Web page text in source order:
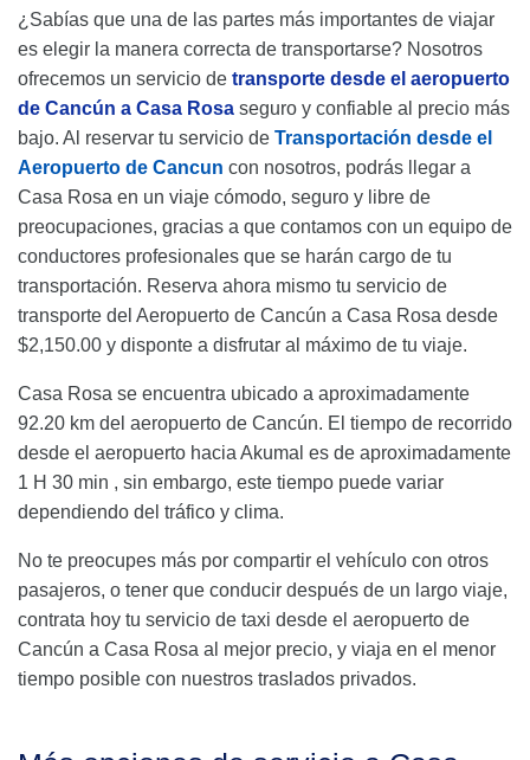
¿Sabías que una de las partes más importantes de viajar
es elegir la manera correcta de transportarse? Nosotros
ofrecemos un servicio de transporte desde el aeropuerto
de Cancún a Casa Rosa seguro y confiable al precio más
bajo. Al reservar tu servicio de Transportación desde el
Aeropuerto de Cancun con nosotros, podrás llegar a
Casa Rosa en un viaje cómodo, seguro y libre de
preocupaciones, gracias a que contamos con un equipo de
conductores profesionales que se harán cargo de tu
transportación. Reserva ahora mismo tu servicio de
transporte del Aeropuerto de Cancún a Casa Rosa desde
$2,150.00 y disponte a disfrutar al máximo de tu viaje.
Casa Rosa se encuentra ubicado a aproximadamente
92.20 km del aeropuerto de Cancún. El tiempo de recorrido
desde el aeropuerto hacia Akumal es de aproximadamente
1 H 30 min , sin embargo, este tiempo puede variar
dependiendo del tráfico y clima.
No te preocupes más por compartir el vehículo con otros
pasajeros, o tener que conducir después de un largo viaje,
contrata hoy tu servicio de taxi desde el aeropuerto de
Cancún a Casa Rosa al mejor precio, y viaja en el menor
tiempo posible con nuestros traslados privados.